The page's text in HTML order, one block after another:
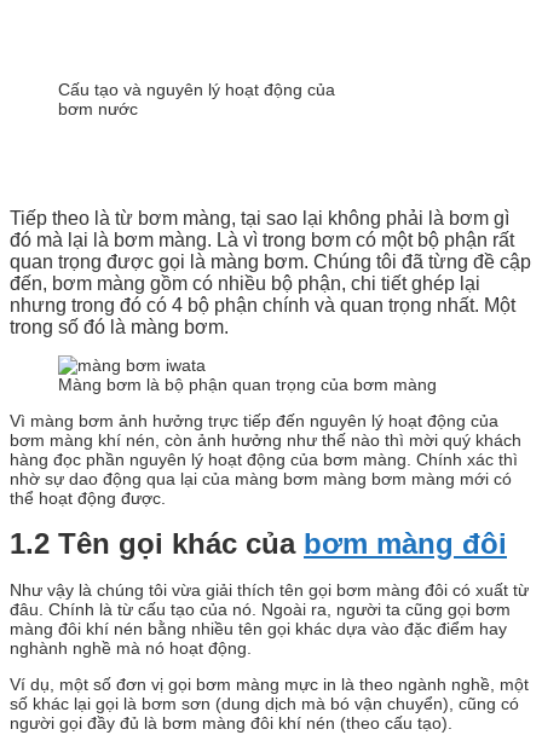
Cấu tạo và nguyên lý hoạt động của
bơm nước
Tiếp theo là từ bơm màng, tại sao lại không phải là bơm gì
đó mà lại là bơm màng. Là vì trong bơm có một bộ phận rất
quan trọng được gọi là màng bơm. Chúng tôi đã từng đề cập
đến, bơm màng gồm có nhiều bộ phận, chi tiết ghép lại
nhưng trong đó có 4 bộ phận chính và quan trọng nhất. Một
trong số đó là màng bơm.
Màng bơm là bộ phận quan trọng của bơm màng
Vì màng bơm ảnh hưởng trực tiếp đến nguyên lý hoạt động của
bơm màng khí nén, còn ảnh hưởng như thế nào thì mời quý khách
hàng đọc phần nguyên lý hoạt động của bơm màng. Chính xác thì
nhờ sự dao động qua lại của màng bơm màng bơm màng mới có
thể hoạt động được.
1.2 Tên gọi khác của bơm màng đôi
Như vậy là chúng tôi vừa giải thích tên gọi bơm màng đôi có xuất từ
đâu. Chính là từ cấu tạo của nó. Ngoài ra, người ta cũng gọi bơm
màng đôi khí nén bằng nhiều tên gọi khác dựa vào đặc điểm hay
nghành nghề mà nó hoạt động.
Ví dụ, một số đơn vị gọi bơm màng mực in là theo ngành nghề, một
số khác lại gọi là bơm sơn (dung dịch mà bó vận chuyển), cũng có
người gọi đầy đủ là bơm màng đôi khí nén (theo cấu tạo).